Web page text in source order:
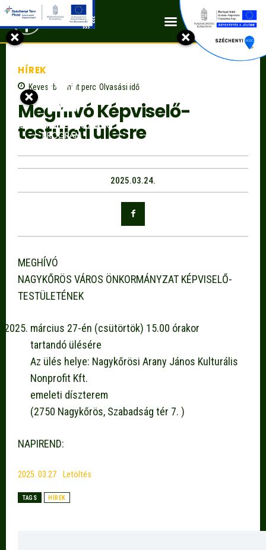
Kapcsolat
HÍREK
Kevesebb, mintperc Olvasási idő
Meghívó Képviselő-
testületi ülésre
2025.03.24.
MEGHÍVÓ
NAGYKŐRÖS VÁROS ÖNKORMÁNYZAT KÉPVISELŐ-
TESTÜLETÉNEK
március 27-én (csütörtök) 15.00 órakor
tartandó ülésére
Az ülés helye: Nagykőrösi Arany János Kulturális
Nonprofit Kft.
emeleti díszterem
(2750 Nagykőrös, Szabadság tér 7. )
NAPIREND:
2025. 03.27 Letöltés
TAGS HÍREK
×
×
×